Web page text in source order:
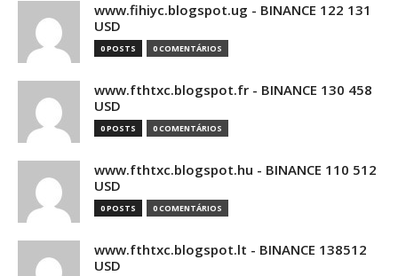
www.fihiyc.blogspot.ug - BINANCE 122 131
USD
0 POSTS 0 COMENTÁRIOS
www.fthtxc.blogspot.fr - BINANCE 130 458
USD
0 POSTS 0 COMENTÁRIOS
www.fthtxc.blogspot.hu - BINANCE 110 512
USD
0 POSTS 0 COMENTÁRIOS
www.fthtxc.blogspot.lt - BINANCE 138512
USD